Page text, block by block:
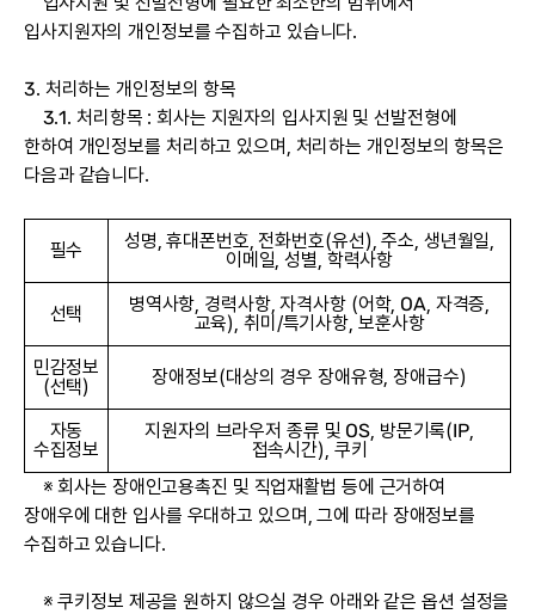
입사지원자의 개인정보를 수집하고 있습니다.
3. 처리하는 개인정보의 항목
3.1. 처리항목 : 회사는 지원자의 입사지원 및 선발전형에
한하여 개인정보를 처리하고 있으며, 처리하는 개인정보의 항목은
다음과 같습니다.
필수
성명, 휴대폰번호, 전화번호(유선), 주소, 생년월일,
이메일, 성별, 학력사항
선택
병역사항, 경력사항, 자격사항 (어학, OA, 자격증,
교육), 취미/특기사항, 보훈사항
민감정보
(선택)
장애정보(대상의 경우 장애유형, 장애급수)
자동
수집정보
지원자의 브라우저 종류 및 OS, 방문기록(IP,
접속시간), 쿠키
※ 회사는 장애인고용촉진 및 직업재활법 등에 근거하여
장애우에 대한 입사를 우대하고 있으며, 그에 따라 장애정보를
수집하고 있습니다.
※ 쿠키정보 제공을 원하지 않으실 경우 아래와 같은 옵션 설정을